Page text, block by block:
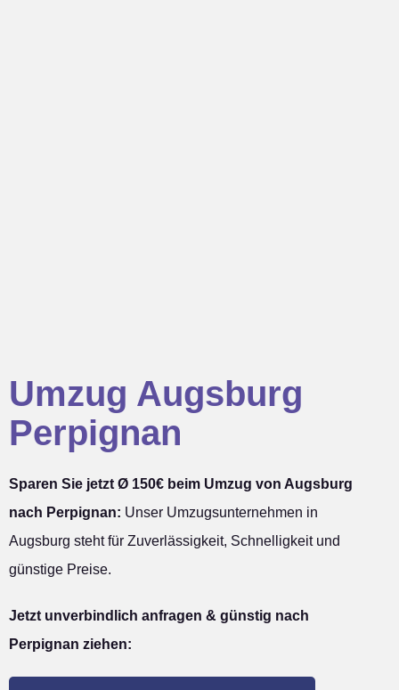
Umzug Augsburg
Perpignan
Sparen Sie jetzt Ø 150€ beim Umzug von Augsburg
nach Perpignan: Unser Umzugsunternehmen in
Augsburg steht für Zuverlässigkeit, Schnelligkeit und
günstige Preise.
Jetzt unverbindlich anfragen & günstig nach
Perpignan ziehen: